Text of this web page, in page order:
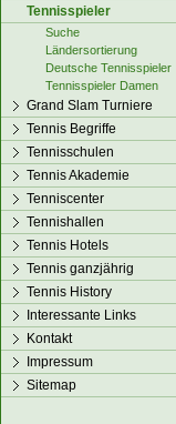
Tennisspieler
Suche
Ländersortierung
Deutsche Tennisspieler
Tennisspieler Damen
Grand Slam Turniere
Tennis Begriffe
Tennisschulen
Tennis Akademie
Tenniscenter
Tennishallen
Tennis Hotels
Tennis ganzjährig
Tennis History
Interessante Links
Kontakt
Impressum
Sitemap